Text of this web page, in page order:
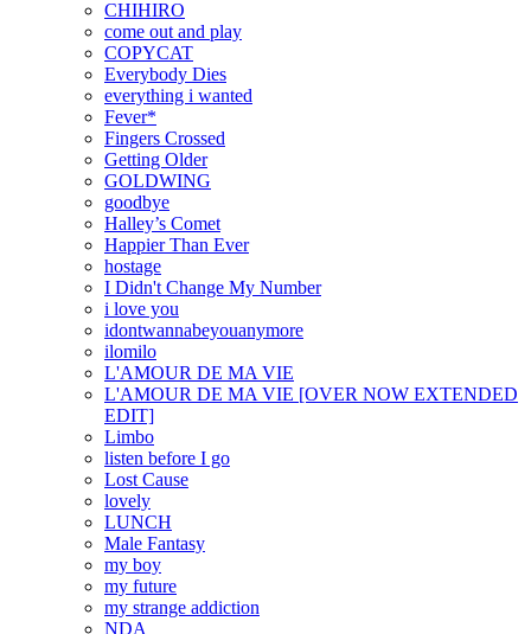
CHIHIRO
come out and play
COPYCAT
Everybody Dies
everything i wanted
Fever*
Fingers Crossed
Getting Older
GOLDWING
goodbye
Halley’s Comet
Happier Than Ever
hostage
I Didn't Change My Number
i love you
idontwannabeyouanymore
ilomilo
L'AMOUR DE MA VIE
L'AMOUR DE MA VIE [OVER NOW EXTENDED
EDIT]
Limbo
listen before I go
Lost Cause
lovely
LUNCH
Male Fantasy
my boy
my future
my strange addiction
NDA